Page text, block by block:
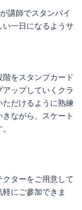
講師でスタンバイ
一日になるようサ
をスタンプカード
ップしていくクラ
だけるように熟練
ながら、スケート
。
ターをご用意して
にご參加できま